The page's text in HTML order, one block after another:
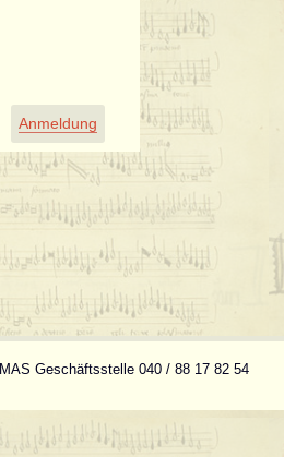
Anmeldung
MAS Geschäftsstelle 040 / 88 17 82 54